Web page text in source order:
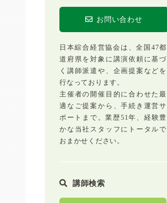
お問い合わせ
日本綜合経営協会は、全国47都
道府県を対象に講演依頼に基づ
く講師派遣や、企画提案などを
行なっております。
主催者の開催目的に合わせた最
適なご提案から、手続き運営サ
ポートまで。業歴51年、経験豊
かな当社スタッフにトータルで
おまかせください。
講師検索